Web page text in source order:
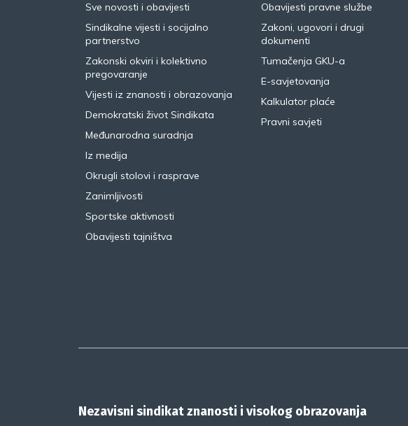
Sve novosti i obavijesti
Sindikalne vijesti i socijalno
partnerstvo
Zakonski okviri i kolektivno
pregovaranje
Vijesti iz znanosti i obrazovanja
Demokratski život Sindikata
Međunarodna suradnja
Iz medija
Okrugli stolovi i rasprave
Zanimljivosti
Sportske aktivnosti
Obavijesti tajništva
Obavijesti pravne službe
Zakoni, ugovori i drugi
dokumenti
Tumačenja GKU-a
E-savjetovanja
Kalkulator plaće
Pravni savjeti
Nezavisni sindikat znanosti i visokog obrazovanja